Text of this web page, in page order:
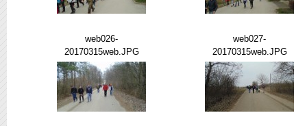
web026-
20170315web.JPG
web027-
20170315web.JPG